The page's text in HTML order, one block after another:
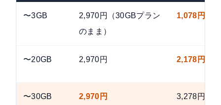
〜3GB
2,970円（30GBプラン
のまま）
1,078円
〜20GB 2,970円 2,178円
〜30GB 2,970円 3,278円（